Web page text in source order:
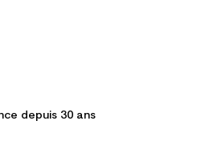
depuis 30 ans